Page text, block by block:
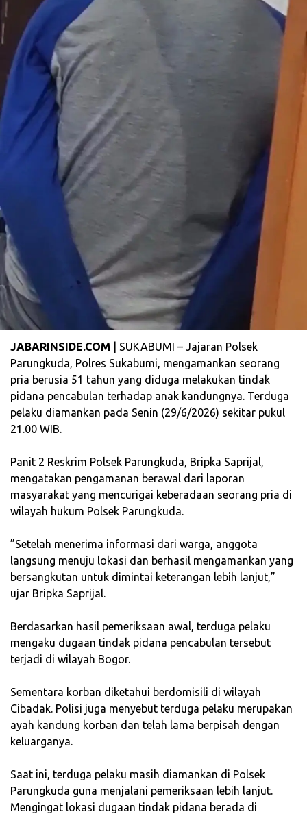
JABARINSIDE.COM | SUKABUMI – Jajaran Polsek
Parungkuda, Polres Sukabumi, mengamankan seorang
pria berusia 51 tahun yang diduga melakukan tindak
pidana pencabulan terhadap anak kandungnya. Terduga
pelaku diamankan pada Senin (29/6/2026) sekitar pukul
21.00 WIB.
‎Panit 2 Reskrim Polsek Parungkuda, Bripka Saprijal,
mengatakan pengamanan berawal dari laporan
masyarakat yang mencurigai keberadaan seorang pria di
wilayah hukum Polsek Parungkuda.
‎”Setelah menerima informasi dari warga, anggota
langsung menuju lokasi dan berhasil mengamankan yang
bersangkutan untuk dimintai keterangan lebih lanjut,”
ujar Bripka Saprijal.
‎Berdasarkan hasil pemeriksaan awal, terduga pelaku
mengaku dugaan tindak pidana pencabulan tersebut
terjadi di wilayah Bogor.
‎Sementara korban diketahui berdomisili di wilayah
Cibadak. Polisi juga menyebut terduga pelaku merupakan
ayah kandung korban dan telah lama berpisah dengan
keluarganya.
‎Saat ini, terduga pelaku masih diamankan di Polsek
Parungkuda guna menjalani pemeriksaan lebih lanjut.
Mengingat lokasi dugaan tindak pidana berada di